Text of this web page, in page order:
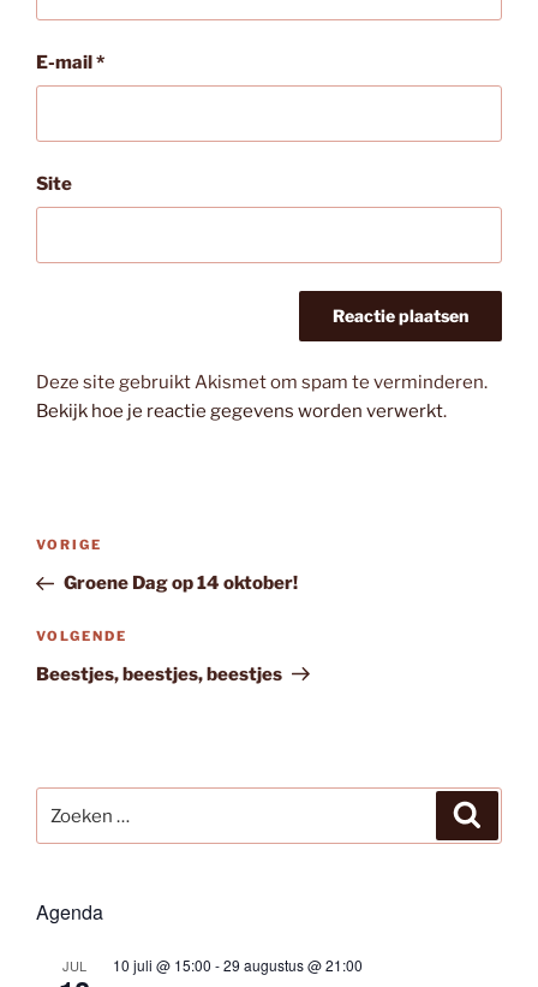
E-mail*
Site
Deze site gebruikt Akismet om spam te verminderen.
Bekijk hoe je reactie gegevens worden verwerkt.
Bericht
Vorig
bericht
VORIGE
Groene Dag op 14 oktober!
Volgend
bericht
VOLGENDE
Beestjes, beestjes, beestjes
naar:
Agenda
JUL 10 juli @ 15:00 -29 augustus @ 21:00